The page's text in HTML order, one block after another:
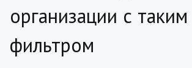
организации с таким
фильтром